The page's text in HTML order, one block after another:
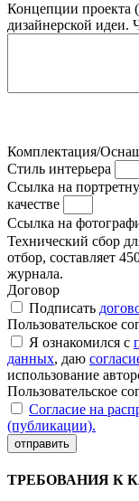
Концепции проекта
дизайнерской идеи.
Комплектация/
Стиль интерьера
Ссылка на
качестве
Ссылка на
Технический сбор
отбор, составляет
журнала.
Договор
Подписать
Пользовательское
Я ознакомился с
данных, даю
использование
Пользовательское
Согласие на
(публикации).
отправить
ТРЕБОВАНИЯ К